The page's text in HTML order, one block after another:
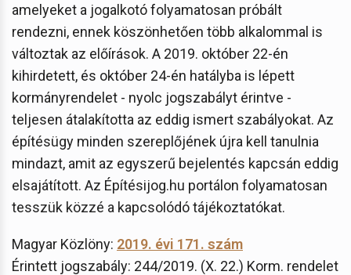
amelyeket a jogalkotó folyamatosan próbált
rendezni, ennek köszönhetően több alkalommal is
változtak az előírások. A 2019. október 22-én
kihirdetett, és október 24-én hatályba is lépett
kormányrendelet - nyolc jogszabályt érintve -
teljesen átalakította az eddig ismert szabályokat. Az
építésügy minden szereplőjének újra kell tanulnia
mindazt, amit az egyszerű bejelentés kapcsán eddig
elsajátított. Az Építésijog.hu portálon folyamatosan
tesszük közzé a kapcsolódó tájékoztatókat.
Magyar Közlöny: 2019. évi 171. szám
Érintett jogszabály: 244/2019. (X. 22.) Korm. rendelet